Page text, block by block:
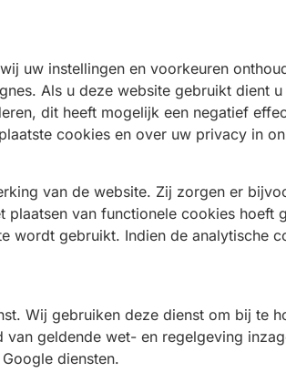
uw instellingen en voorkeuren
Als u deze website gebruikt dient
dit heeft mogelijk een negatief
cookies en over uw privacy in
van de website. Zij zorgen er
van functionele cookies hoeft
wordt gebruikt. Indien de analytische
Wij gebruiken deze dienst om bij te
geldende wet- en regelgeving
diensten.